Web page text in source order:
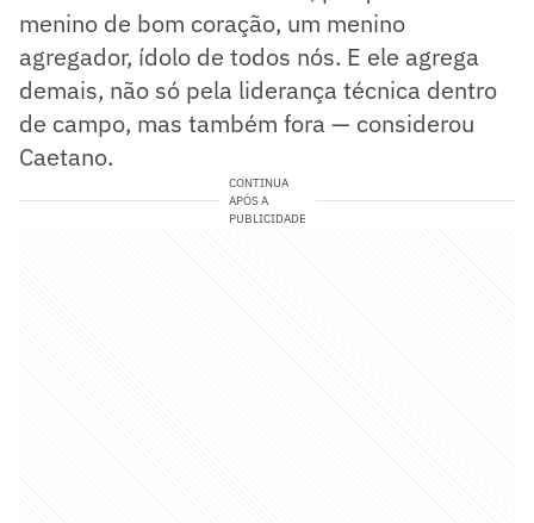
menino de bom coração, um menino
agregador, ídolo de todos nós. E ele agrega
demais, não só pela liderança técnica dentro
de campo, mas também fora — considerou
Caetano.
CONTINUA
APÓS A
PUBLICIDADE